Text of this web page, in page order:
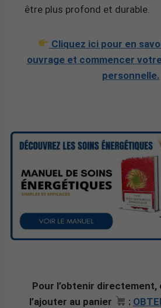
être plus profond et durable.
Cliquez ici pour en
ouvrage et commencer
personnelle.
Pour l’obtenir directement,
l’ajouter au panier
: